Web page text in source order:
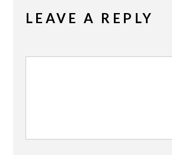
LEAVE A REPLY